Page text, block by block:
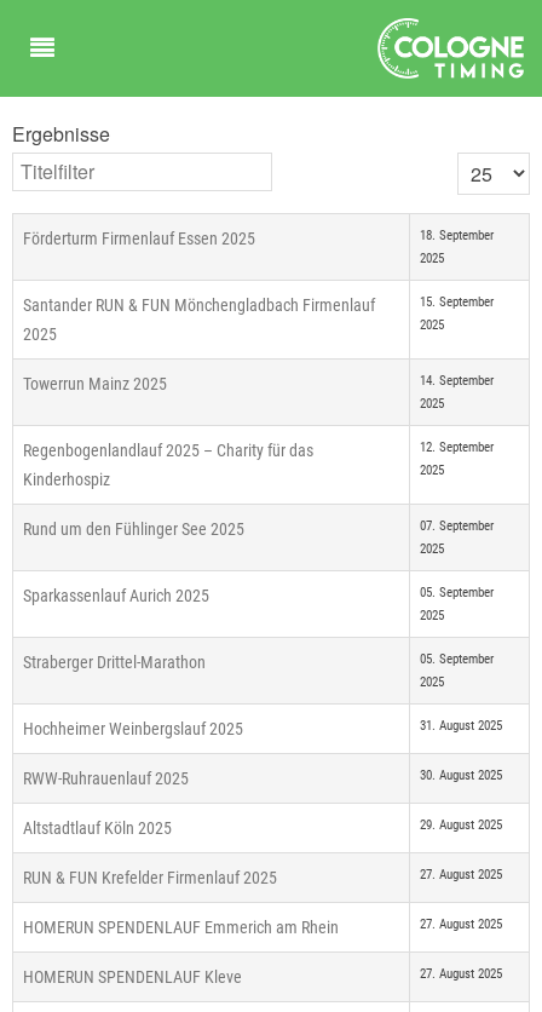
Ergebnisse
Titelfilter Anzeige #
Förderturm Firmenlauf Essen 2025
18. September
2025
Santander RUN & FUN Mönchengladbach Firmenlauf
2025
15. September
2025
Towerrun Mainz 2025
14. September
2025
Regenbogenlandlauf 2025 – Charity für das
Kinderhospiz
12. September
2025
Rund um den Fühlinger See 2025
07. September
2025
Sparkassenlauf Aurich 2025
05. September
2025
Straberger Drittel-Marathon
05. September
2025
Hochheimer Weinbergslauf 2025 31. August 2025
RWW-Ruhrauenlauf 2025 30. August 2025
Altstadtlauf Köln 2025 29. August 2025
RUN & FUN Krefelder Firmenlauf 2025 27. August 2025
HOMERUN SPENDENLAUF Emmerich am Rhein 27. August 2025
HOMERUN SPENDENLAUF Kleve 27. August 2025